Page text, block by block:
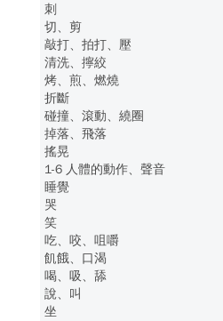
刺
切、剪
敲打、拍打、壓
清洗、擰絞
烤、煎、燃燒
折斷
碰撞、滾動、繞圈
掉落、飛落
搖晃
1-6 人體的動作、聲音
睡覺
哭
笑
吃、咬、咀嚼
飢餓、口渴
喝、吸、舔
說、叫
坐